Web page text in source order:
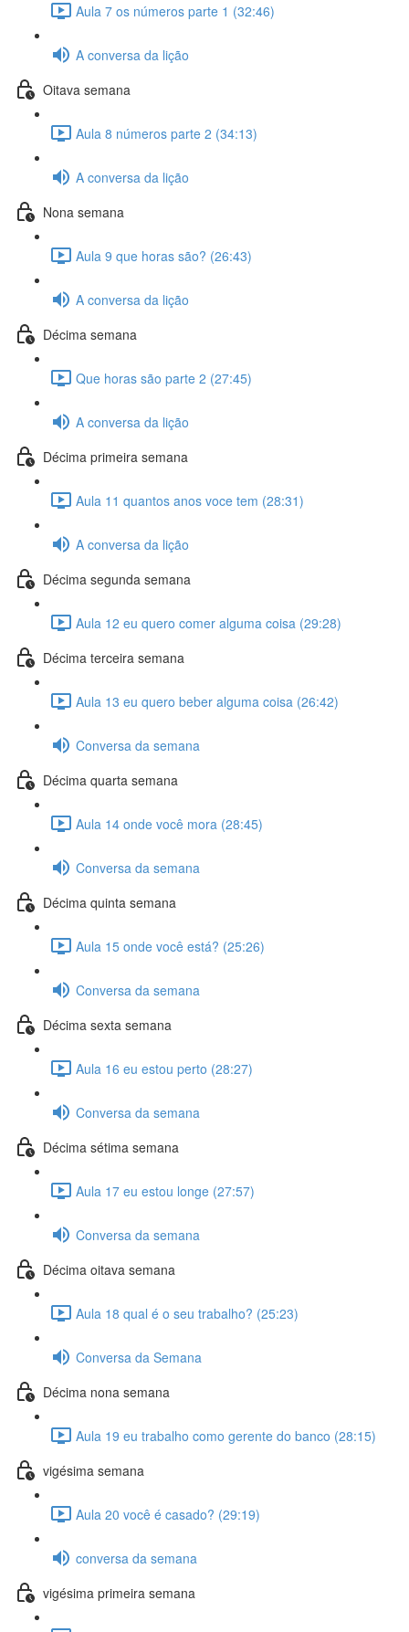
Aula 7 os números parte 1 (32:46)
A conversa da lição
Oitava semana
Aula 8 números parte 2 (34:13)
A conversa da lição
Nona semana
Aula 9 que horas são? (26:43)
A conversa da lição
Décima semana
Que horas são parte 2 (27:45)
A conversa da lição
Décima primeira semana
Aula 11 quantos anos voce tem (28:31)
A conversa da lição
Décima segunda semana
Aula 12 eu quero comer alguma coisa (29:28)
Décima terceira semana
Aula 13 eu quero beber alguma coisa (26:42)
Conversa da semana
Décima quarta semana
Aula 14 onde você mora (28:45)
Conversa da semana
Décima quinta semana
Aula 15 onde você está? (25:26)
Conversa da semana
Décima sexta semana
Aula 16 eu estou perto (28:27)
Conversa da semana
Décima sétima semana
Aula 17 eu estou longe (27:57)
Conversa da semana
Décima oitava semana
Aula 18 qual é o seu trabalho? (25:23)
Conversa da Semana
Décima nona semana
Aula 19 eu trabalho como gerente do banco (28:15)
vigésima semana
Aula 20 você é casado? (29:19)
conversa da semana
vigésima primeira semana